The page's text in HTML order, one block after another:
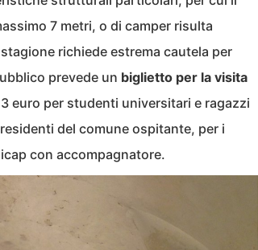
7 metri, o di camper risulta
richiede estrema cautela per
prevede un biglietto per la visita
euro per studenti universitari e ragazzi
del comune ospitante, per i
con accompagnatore.